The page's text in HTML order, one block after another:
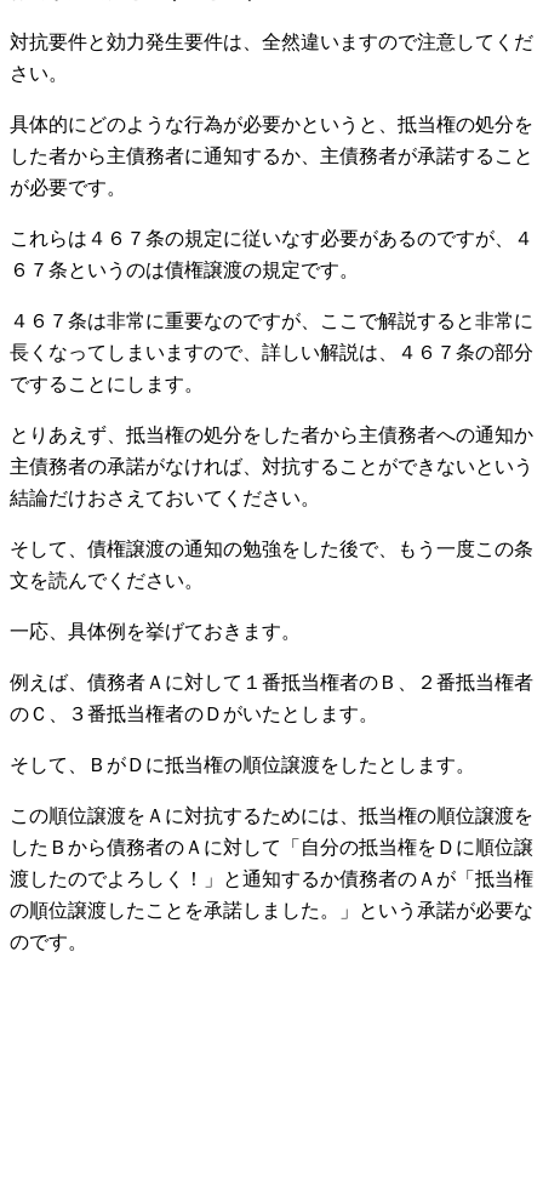
対抗要件と効力発生要件は、全然違いますので注意してくだ
さい。
具体的にどのような行為が必要かというと、抵当権の処分を
した者から主債務者に通知するか、主債務者が承諾すること
が必要です。
これらは４６７条の規定に従いなす必要があるのですが、４
６７条というのは債権譲渡の規定です。
４６７条は非常に重要なのですが、ここで解説すると非常に
長くなってしまいますので、詳しい解説は、４６７条の部分
ですることにします。
とりあえず、抵当権の処分をした者から主債務者への通知か
主債務者の承諾がなければ、対抗することができないという
結論だけおさえておいてください。
そして、債権譲渡の通知の勉強をした後で、もう一度この条
文を読んでください。
一応、具体例を挙げておきます。
例えば、債務者Ａに対して１番抵当権者のＢ、２番抵当権者
のＣ、３番抵当権者のＤがいたとします。
そして、ＢがＤに抵当権の順位譲渡をしたとします。
この順位譲渡をＡに対抗するためには、抵当権の順位譲渡を
したＢから債務者のＡに対して「自分の抵当権をＤに順位譲
渡したのでよろしく！」と通知するか債務者のＡが「抵当権
の順位譲渡したことを承諾しました。」という承諾が必要な
のです。